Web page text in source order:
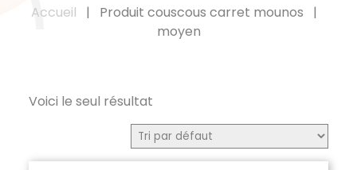
Accueil | Produit couscous carret mounos
|
moyen
Voici le seul résultat